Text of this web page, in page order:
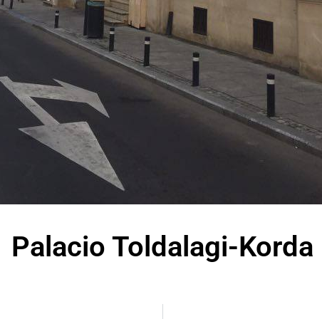
Palacio Toldalagi-Korda